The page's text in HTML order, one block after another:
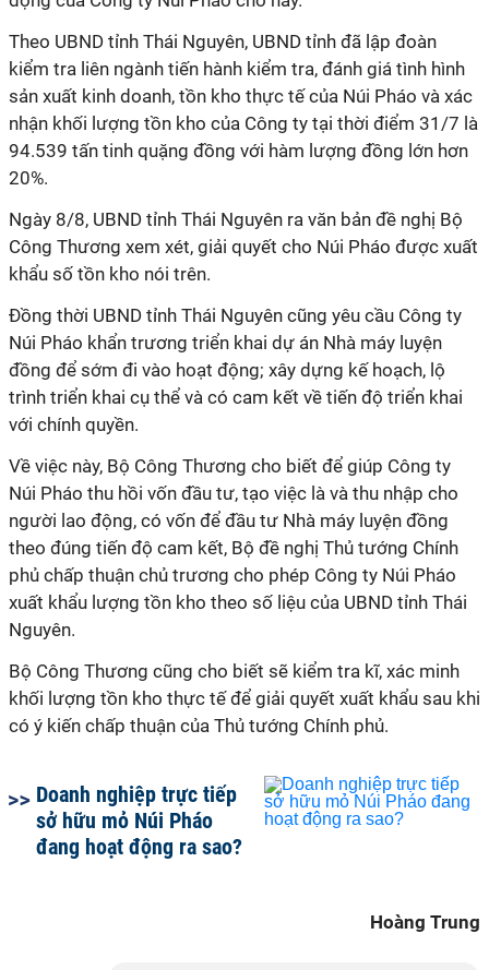
Theo UBND tỉnh Thái Nguyên, UBND tỉnh đã lập đoàn
kiểm tra liên ngành tiến hành kiểm tra, đánh giá tình hình
sản xuất kinh doanh, tồn kho thực tế của Núi Pháo và xác
nhận khối lượng tồn kho của Công ty tại thời điểm 31/7 là
94.539 tấn tinh quặng đồng với hàm lượng đồng lớn hơn
20%.
Ngày 8/8, UBND tỉnh Thái Nguyên ra văn bản đề nghị Bộ
Công Thương xem xét, giải quyết cho Núi Pháo được xuất
khẩu số tồn kho nói trên.
Đồng thời UBND tỉnh Thái Nguyên cũng yêu cầu Công ty
Núi Pháo khẩn trương triển khai dự án Nhà máy luyện
đồng để sớm đi vào hoạt động; xây dựng kế hoạch, lộ
trình triển khai cụ thể và có cam kết về tiến độ triển khai
với chính quyền.
Về việc này, Bộ Công Thương cho biết để giúp Công ty
Núi Pháo thu hồi vốn đầu tư, tạo việc là và thu nhập cho
người lao động, có vốn để đầu tư Nhà máy luyện đồng
theo đúng tiến độ cam kết, Bộ đề nghị Thủ tướng Chính
phủ chấp thuận chủ trương cho phép Công ty Núi Pháo
xuất khẩu lượng tồn kho theo số liệu của UBND tỉnh Thái
Nguyên.
Bộ Công Thương cũng cho biết sẽ kiểm tra kĩ, xác minh
khối lượng tồn kho thực tế để giải quyết xuất khẩu sau khi
có ý kiến chấp thuận của Thủ tướng Chính phủ.
Doanh nghiệp trực tiếp
sở hữu mỏ Núi Pháo
đang hoạt động ra sao?
Hoàng Trung